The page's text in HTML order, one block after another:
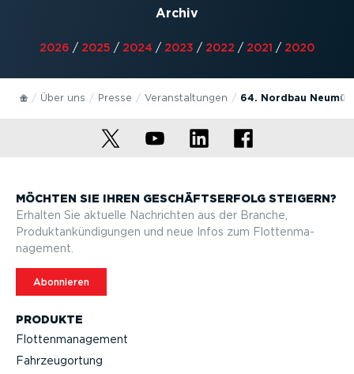
Archiv
2026 / 2025 / 2024 / 2023 / 2022 / 2021 / 2020
Über uns Presse Veran­stal­tungen 64. Nordbau
PRODUKTE
Flotten­ma­nagement
Fahrzeu­g­ortung
MÖCHTEN SIE IHREN GESCHÄFTS­ERFOLG STEIGERN?
Erhalten Sie aktuelle Nachrichten aus der Branche,
Produktan­kün­di­gungen und neue Infos zum Flotten­ma­
nagement.
Abonnieren